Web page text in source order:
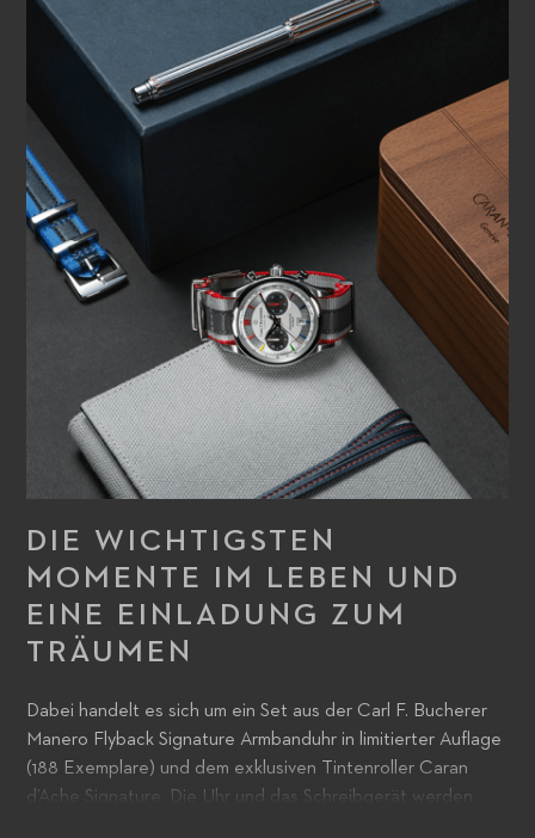
DIE WICHTIGSTEN
MOMENTE IM LEBEN UND
EINE EINLADUNG ZUM
TRÄUMEN
Dabei handelt es sich um ein Set aus der Carl F. Bucherer
Manero Flyback Signature Armbanduhr in limitierter Auflage
(188 Exemplare) und dem exklusiven Tintenroller Caran
d’Ache Signature. Die Uhr und das Schreibgerät werden